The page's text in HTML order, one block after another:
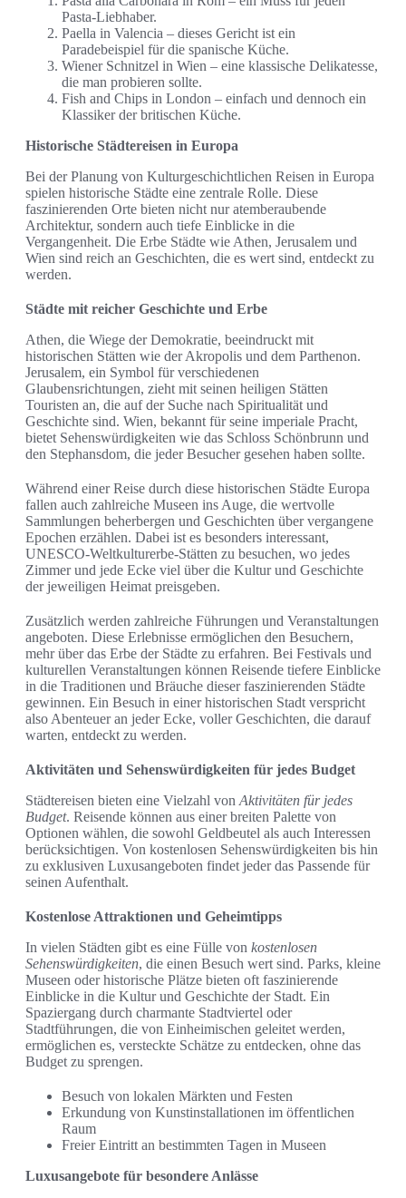
Pasta-Liebhaber.
Paella in Valencia – dieses Gericht ist ein
Paradebeispiel für die spanische Küche.
Wiener Schnitzel in Wien – eine klassische Delikatesse,
die man probieren sollte.
Fish and Chips in London – einfach und dennoch ein
Klassiker der britischen Küche.
Historische Städtereisen in Europa
Bei der Planung von Kulturgeschichtlichen Reisen in Europa
spielen historische Städte eine zentrale Rolle. Diese
faszinierenden Orte bieten nicht nur atemberaubende
Architektur, sondern auch tiefe Einblicke in die
Vergangenheit. Die Erbe Städte wie Athen, Jerusalem und
Wien sind reich an Geschichten, die es wert sind, entdeckt zu
werden.
Städte mit reicher Geschichte und Erbe
Athen, die Wiege der Demokratie, beeindruckt mit
historischen Stätten wie der Akropolis und dem Parthenon.
Jerusalem, ein Symbol für verschiedenen
Glaubensrichtungen, zieht mit seinen heiligen Stätten
Touristen an, die auf der Suche nach Spiritualität und
Geschichte sind. Wien, bekannt für seine imperiale Pracht,
bietet Sehenswürdigkeiten wie das Schloss Schönbrunn und
den Stephansdom, die jeder Besucher gesehen haben sollte.
Während einer Reise durch diese historischen Städte Europa
fallen auch zahlreiche Museen ins Auge, die wertvolle
Sammlungen beherbergen und Geschichten über vergangene
Epochen erzählen. Dabei ist es besonders interessant,
UNESCO-Weltkulturerbe-Stätten zu besuchen, wo jedes
Zimmer und jede Ecke viel über die Kultur und Geschichte
der jeweiligen Heimat preisgeben.
Zusätzlich werden zahlreiche Führungen und Veranstaltungen
angeboten. Diese Erlebnisse ermöglichen den Besuchern,
mehr über das Erbe der Städte zu erfahren. Bei Festivals und
kulturellen Veranstaltungen können Reisende tiefere Einblicke
in die Traditionen und Bräuche dieser faszinierenden Städte
gewinnen. Ein Besuch in einer historischen Stadt verspricht
also Abenteuer an jeder Ecke, voller Geschichten, die darauf
warten, entdeckt zu werden.
Aktivitäten und Sehenswürdigkeiten für jedes Budget
Städtereisen bieten eine Vielzahl von Aktivitäten für jedes
Budget. Reisende können aus einer breiten Palette von
Optionen wählen, die sowohl Geldbeutel als auch Interessen
berücksichtigen. Von kostenlosen Sehenswürdigkeiten bis hin
zu exklusiven Luxusangeboten findet jeder das Passende für
seinen Aufenthalt.
Kostenlose Attraktionen und Geheimtipps
In vielen Städten gibt es eine Fülle von kostenlosen
Sehenswürdigkeiten, die einen Besuch wert sind. Parks, kleine
Museen oder historische Plätze bieten oft faszinierende
Einblicke in die Kultur und Geschichte der Stadt. Ein
Spaziergang durch charmante Stadtviertel oder
Stadtführungen, die von Einheimischen geleitet werden,
ermöglichen es, versteckte Schätze zu entdecken, ohne das
Budget zu sprengen.
Besuch von lokalen Märkten und Festen
Erkundung von Kunstinstallationen im öffentlichen
Raum
Freier Eintritt an bestimmten Tagen in Museen
Luxusangebote für besondere Anlässe